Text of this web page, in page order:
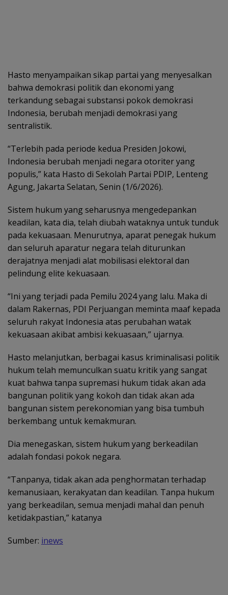
Hasto menyampaikan sikap partai yang menyesalkan
bahwa demokrasi politik dan ekonomi yang
terkandung sebagai substansi pokok demokrasi
Indonesia, berubah menjadi demokrasi yang
sentralistik.
“Terlebih pada periode kedua Presiden Jokowi,
Indonesia berubah menjadi negara otoriter yang
populis,” kata Hasto di Sekolah Partai PDIP, Lenteng
Agung, Jakarta Selatan, Senin (1/6/2026).
Sistem hukum yang seharusnya mengedepankan
keadilan, kata dia, telah diubah wataknya untuk tunduk
pada kekuasaan. Menurutnya, aparat penegak hukum
dan seluruh aparatur negara telah diturunkan
derajatnya menjadi alat mobilisasi elektoral dan
pelindung elite kekuasaan.
“Ini yang terjadi pada Pemilu 2024 yang lalu. Maka di
dalam Rakernas, PDI Perjuangan meminta maaf kepada
seluruh rakyat Indonesia atas perubahan watak
kekuasaan akibat ambisi kekuasaan,” ujarnya.
Hasto melanjutkan, berbagai kasus kriminalisasi politik
hukum telah memunculkan suatu kritik yang sangat
kuat bahwa tanpa supremasi hukum tidak akan ada
bangunan politik yang kokoh dan tidak akan ada
bangunan sistem perekonomian yang bisa tumbuh
berkembang untuk kemakmuran.
Dia menegaskan, sistem hukum yang berkeadilan
adalah fondasi pokok negara.
“Tanpanya, tidak akan ada penghormatan terhadap
kemanusiaan, kerakyatan dan keadilan. Tanpa hukum
yang berkeadilan, semua menjadi mahal dan penuh
ketidakpastian,” katanya
Sumber: inews